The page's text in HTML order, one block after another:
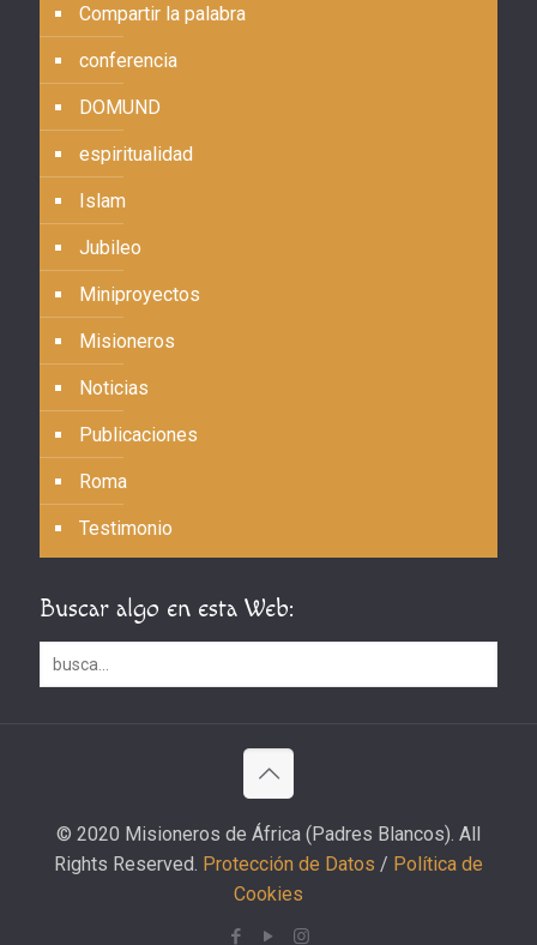
Compartir la palabra
conferencia
DOMUND
espiritualidad
Islam
Jubileo
Miniproyectos
Misioneros
Noticias
Publicaciones
Roma
Testimonio
Buscar algo en esta Web:
© 2020 Misioneros de África (Padres Blancos). All
Rights Reserved. Protección de Datos / Política de
Cookies